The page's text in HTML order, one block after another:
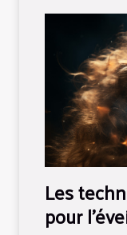
Les
pour